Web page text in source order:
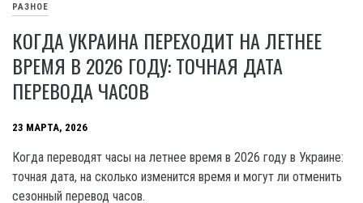
РАЗНОЕ
КОГДА УКРАИНА ПЕРЕХОДИТ НА ЛЕТНЕЕ
ВРЕМЯ В 2026 ГОДУ: ТОЧНАЯ ДАТА
ПЕРЕВОДА ЧАСОВ
23 МАРТА, 2026
Когда переводят часы на летнее время в 2026 году в Украине:
точная дата, на сколько изменится время и могут ли отменить
сезонный перевод часов.